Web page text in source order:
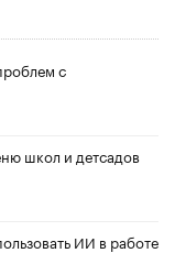
с
школ и детсадов
ИИ в работе